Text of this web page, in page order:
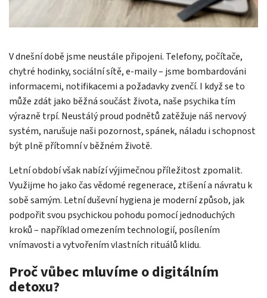
V dnešní době jsme neustále připojeni. Telefony, počítače,
chytré hodinky, sociální sítě, e-maily – jsme bombardováni
informacemi, notifikacemi a požadavky zvenčí. I když se to
může zdát jako běžná součást života, naše psychika tím
výrazně trpí. Neustálý proud podnětů zatěžuje náš nervový
systém, narušuje naši pozornost, spánek, náladu i schopnost
být plně přítomní v běžném životě.
Letní období však nabízí výjimečnou příležitost zpomalit.
Využijme ho jako čas vědomé regenerace, ztišení a návratu k
sobě samým. Letní duševní hygiena je moderní způsob, jak
podpořit svou psychickou pohodu pomocí jednoduchých
kroků – například omezením technologií, posílením
vnímavosti a vytvořením vlastních rituálů klidu.
Proč vůbec mluvíme o digitálním
detoxu?